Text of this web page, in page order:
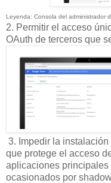
Leyenda: Consola del administrador
2. Permitir el acceso
OAuth de terceros que
3. Impedir la
que protege el acceso
aplicaciones
ocasionados por